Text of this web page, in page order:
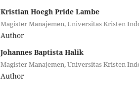
Kristian Hoegh Pride Lambe
Magister Manajemen, Universitas Kristen
Author
Johannes Baptista Halik
Magister Manajemen, Universitas Kristen
Author